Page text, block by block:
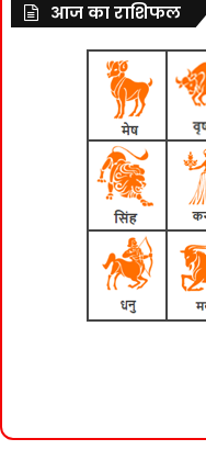
आज का राशिफल